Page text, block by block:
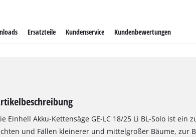
Ersatzteile Kundenservice Kundenbewertungen
Einhell Akku-Kettensäge GE-LC 18/25 Li BL-Solo ist ein
und Fällen kleinerer und mittelgroßer Bäume, zur